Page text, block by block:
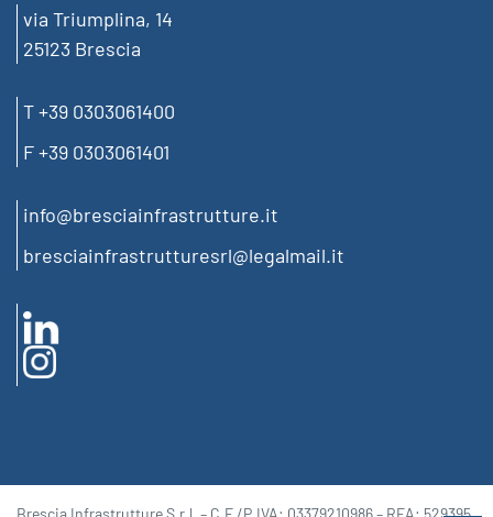
via Triumplina, 14
25123 Brescia
T +39 0303061400
F +39 0303061401
info@bresciainfrastrutture.it
bresciainfrastrutturesrl@legalmail.it
Brescia Infrastrutture S.r.l. – C.F./P.IVA: 03379210986 – REA: 529395